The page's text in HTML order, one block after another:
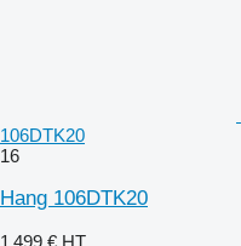
106DTK20
16
Hang 106DTK20
1 499 € HT